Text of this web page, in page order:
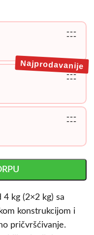
---
---
---
---
Najprodavanije
---
---
kg (2×2 kg) sa
konstrukcijom i
pričvršćivanje.